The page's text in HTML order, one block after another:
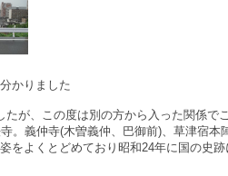
かりました
たが、この度は別の方から入った関係
。義仲寺(木曽義仲、巴御前)、草津宿
をよくとどめており昭和24年に国の史